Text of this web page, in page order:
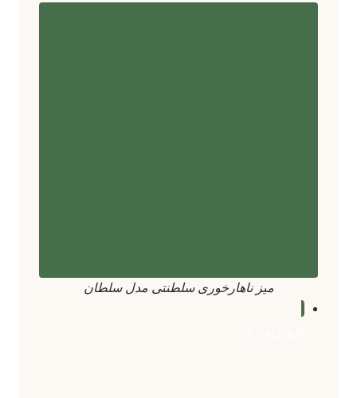
میز ناهارخوری سلطنتی مدل سلطان